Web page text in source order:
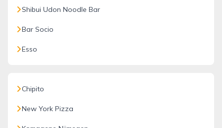
Shibui Udon Noodle Bar
Bar Socio
Esso
Chipito
New York Pizza